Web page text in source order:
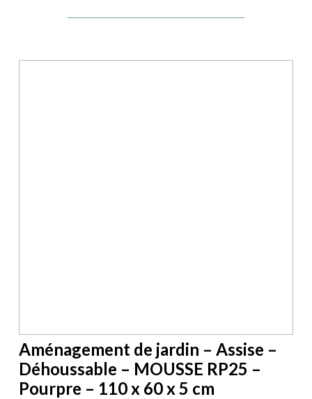
Aménagement de jardin – Assise –
Déhoussable – MOUSSE RP25 –
Pourpre – 110 x 60 x 5 cm